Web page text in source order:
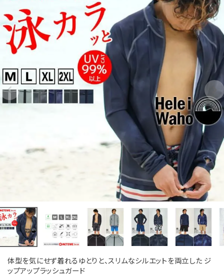
体型を気にせず着れるゆとりと、スリムなシルエットを両立した ジ
ップアップラッシュガード